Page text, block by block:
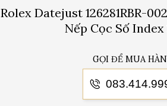
Rolex Datejust 126281RBR-
Nếp Cọc Số Index
GỌI ĐỂ MUA